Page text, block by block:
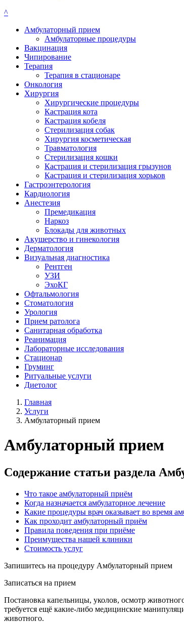
^
Амбулаторный прием
Амбулаторные процедуры
Вакцинация
Чипирование
Терапия
Терапия в стационаре
Онкология
Хирургия
Хирургические процедуры
Кастрация кота
Кастрация кобеля
Стерилизация собак
Хирургия косметическая
Травматология
Стерилизация кошки
Кастрация и стерилизация грызунов
Кастрация и стерилизация хорьков
Гастроэнтерология
Кардиология
Анестезия
Премедикация
Наркоз
Блокады для животных
Акушерство и гинекология
Дерматология
Визуальная диагностика
Рентген
УЗИ
ЭхоКГ
Офтальмология
Стоматология
Урология
Прием ратолога
Санитарная обработка
Реанимация
Лабораторные исследования
Стационар
Груминг
Ритуальные услуги
Диетолог
Главная
Услуги
Амбулаторный прием
Амбулаторный прием
Содержание статьи раздела
Что такое амбулаторный приём
Когда назначается амбулаторное лечение
Какие процедуры врач оказывает во время
Как проходит амбулаторный приём
Правила поведения при приёме
Преимущества нашей клиники
Стоимость услуг
Запишитесь на процедуру Амбулаторный прием
Записаться на прием
Постановка капельницы, уколов, осмотр
требуется ещё какие-либо медицинские
животного.